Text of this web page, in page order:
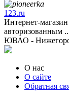
123.ru
Интернет-магазин
авторизованным
ЮВАО -
О нас
О сайте
Обратная